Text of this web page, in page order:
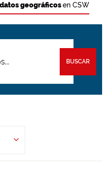
geográficosen CSW
BUSCAR